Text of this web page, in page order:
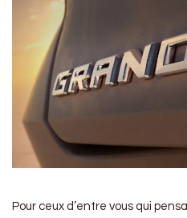
Pour ceux d’entre vous qui